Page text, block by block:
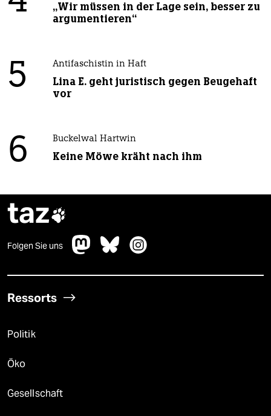
„Wir müssen in der Lage sein, besser zu
argumentieren“
5 Antifaschistin in Haft
Lina E. geht juristisch gegen Beugehaft
vor
6 Buckelwal Hartwin
Keine Möwe kräht nach ihm
taz
Folgen Sie uns
Ressorts
Politik
Öko
Gesellschaft